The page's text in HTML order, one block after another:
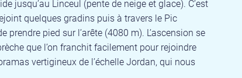
jusqu’au Linceul (pente de neige et glace). C’est
quelques gradins puis à travers le Pic
pied sur l’arête (4080 m). L’ascension se
que l’on franchit facilement pour rejoindre
vertigineux de l’échelle Jordan, qui nous